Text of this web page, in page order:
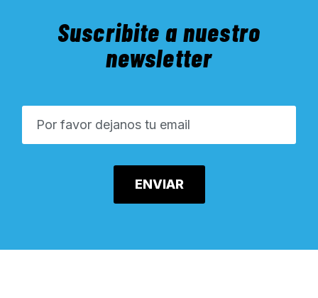
Suscribite a nuestro
newsletter